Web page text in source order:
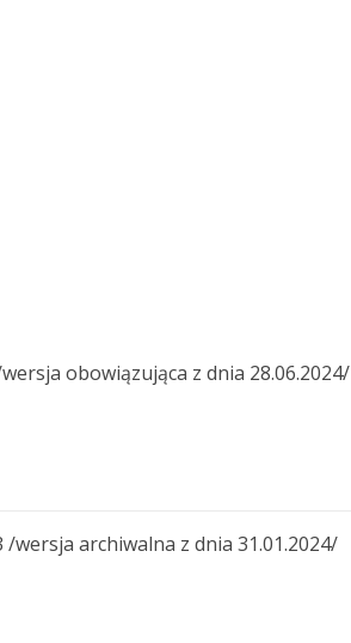
/wersja obowiązująca z dnia 28.06.2024/
/wersja archiwalna z dnia 31.01.2024/